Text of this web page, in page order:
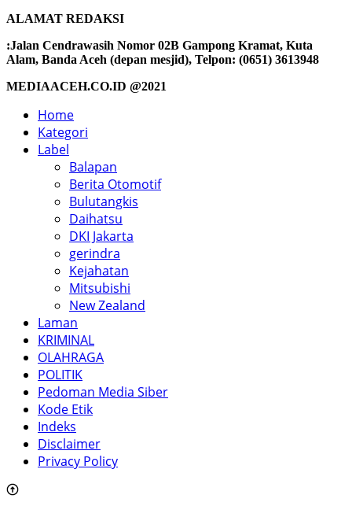
ALAMAT REDAKSI
:Jalan Cendrawasih Nomor 02B Gampong Kramat, Kuta
Alam, Banda Aceh (depan mesjid), Telpon: (0651) 3613948
MEDIAACEH.CO.ID @2021
Home
Kategori
Label
Balapan
Berita Otomotif
Bulutangkis
Daihatsu
DKI Jakarta
gerindra
Kejahatan
Mitsubishi
New Zealand
Laman
KRIMINAL
OLAHRAGA
POLITIK
Pedoman Media Siber
Kode Etik
Indeks
Disclaimer
Privacy Policy